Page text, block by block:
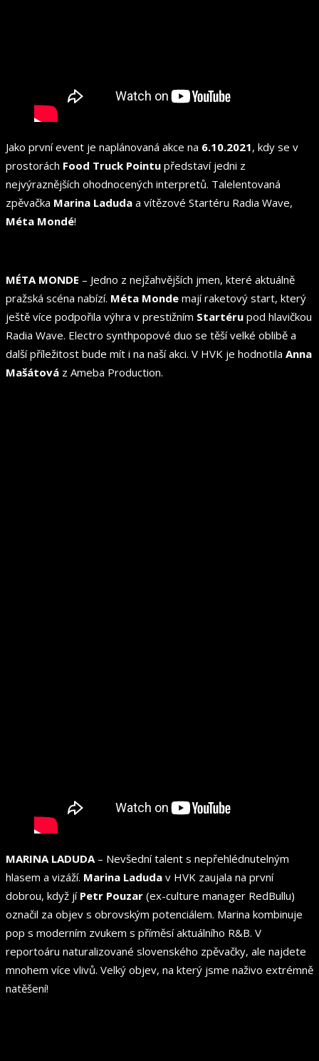
Jako první event je naplánovaná akce na 6.10.2021, kdy se v
prostorách Food Truck Pointu představí jedni z
nejvýraznějších ohodnocených interpretů. Talelentovaná
zpěvačka Marina Laduda a vítězové Startéru Radia Wave,
Méta Mondé!
MÉTA MONDE – Jedno z nejžahvějších jmen, které aktuálně
pražská scéna nabízí. Méta Monde mají raketový start, který
ještě více podpořila výhra v prestižním Startéru pod hlavičkou
Radia Wave. Electro synthpopové duo se těší velké oblibě a
další příležitost bude mít i na naší akci. V HVK je hodnotila Anna
Mašátová z Ameba Production.
MARINA LADUDA – Nevšední talent s nepřehlédnutelným
hlasem a vizáží. Marina Laduda v HVK zaujala na první
dobrou, když jí Petr Pouzar (ex-culture manager RedBullu)
označil za objev s obrovským potenciálem. Marina kombinuje
pop s moderním zvukem s příměsí aktuálního R&B. V
reportoáru naturalizované slovenského zpěvačky, ale najdete
mnohem více vlivů. Velký objev, na který jsme naživo extrémně
natěšení!